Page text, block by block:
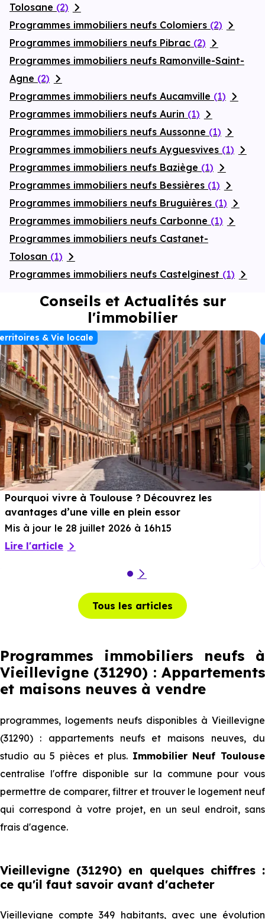
Tolosane (2)
Programmes immobiliers neufs Colomiers (2)
Programmes immobiliers neufs Pibrac (2)
Programmes immobiliers neufs Ramonville-Saint-
Agne (2)
Programmes immobiliers neufs Aucamville (1)
Programmes immobiliers neufs Aurin (1)
Programmes immobiliers neufs Aussonne (1)
Programmes immobiliers neufs Ayguesvives (1)
Programmes immobiliers neufs Baziège (1)
Programmes immobiliers neufs Bessières (1)
Programmes immobiliers neufs Bruguières (1)
Programmes immobiliers neufs Carbonne (1)
Programmes immobiliers neufs Castanet-
Tolosan (1)
Programmes immobiliers neufs Castelginest (1)
Conseils et Actualités sur
l'immobilier
& Vie locale
Pourquoi vivre à Toulouse ? Découvrez les
avantages d’une ville en plein essor
Mis à jour le 28 juillet 2026 à 16h15
Lire l'article
Tous les articles
Programmes immobiliers neufs à
Vieillevigne (31290) : Appartements
et maisons neuves à vendre
programmes, logements neufs disponibles à Vieillevigne
(31290) : appartements neufs et maisons neuves, du
studio au 5 pièces et plus. Immobilier Neuf Toulouse
centralise l'offre disponible sur la commune pour vous
permettre de comparer, filtrer et trouver le logement neuf
qui correspond à votre projet, en un seul endroit, sans
frais d'agence.
Vieillevigne (31290) en quelques chiffres :
ce qu'il faut savoir avant d'acheter
Vieillevigne compte 349 habitants, avec une évolution